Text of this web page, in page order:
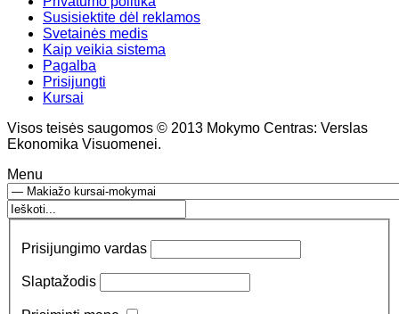
Susisiektite dėl reklamos
Svetainės medis
Kaip veikia sistema
Pagalba
Prisijungti
Kursai
Visos teisės saugomos © 2013 Mokymo Centras: Verslas
Ekonomika Visuomenei.
Menu
Prisijungimo vardas
Slaptažodis